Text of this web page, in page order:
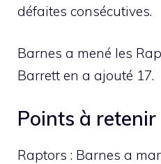
défaites consécutives.
Barnes a mené les
Barrett en a ajouté 17.
Points à retenir
Raptors : Barnes a